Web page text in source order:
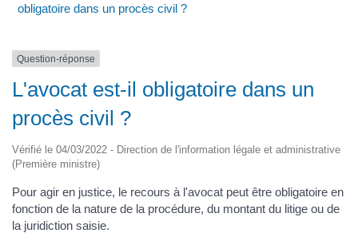
obligatoire dans un procès civil ?
Question-réponse
L'avocat est-il obligatoire dans un
procès civil ?
Vérifié le 04/03/2022 - Direction de l'information légale et administrative
(Première ministre)
Pour agir en justice, le recours à l'avocat peut être obligatoire en
fonction de la nature de la procédure, du montant du litige ou de
la juridiction saisie.